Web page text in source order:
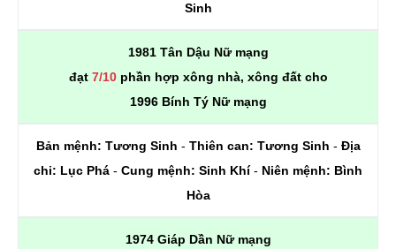
Sinh
1981 Tân Dậu Nữ mạng
đạt 7/10phần hợp xông nhà, xông đất cho
1996 Bính Tý Nữ mạng
Bản mệnh: Tương Sinh - Thiên can: Tương Sinh - Địa
chi: Lục Phá - Cung mệnh: Sinh Khí- Niên mệnh: Bình
Hòa
1974 Giáp Dần Nữ mạng